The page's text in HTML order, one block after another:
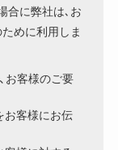
合に弊社は､お
めに利用しま
お客様のご要
お客様にお伝